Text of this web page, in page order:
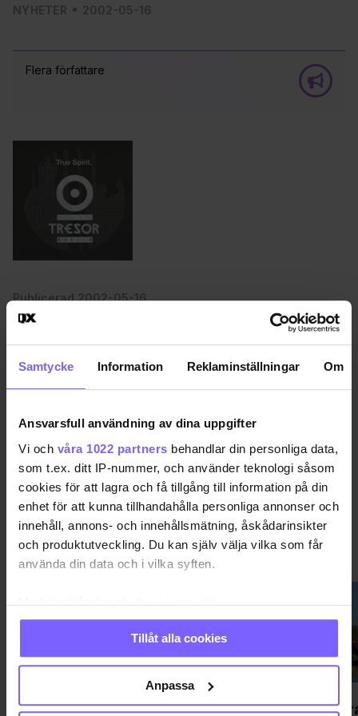
Samtycke Information Reklaminställningar Om
Ansvarsfull användning av dina uppgifter
Vi och våra 1022 partners behandlar din personliga data,
som t.ex. ditt IP-nummer, och använder teknologi såsom
cookies för att lagra och få tillgång till information på din
enhet för att kunna tillhandahålla personliga annonser och
innehåll, annons- och innehållsmätning, åskådarinsikter
och produktutveckling. Du kan själv välja vilka som får
använda din data och i vilka syften.
Med din tillåtelse skulle vi även vilja:
Samla in information om din geografiska plats
som kan ha en noggrannhet på upp till flera meter
Identifiera din enhet genom att aktivt skanna den
för specifika kännetecken (fingeravtryck)
Ta reda på mer om hur dina personliga uppgifter
Tillåt alla cookies
Anpassa
Flera författare
NYHETER 2002-05-16
Publicerad 2002-05-16
Uppdaterad 2016-11-15
NYHETER VISA MER NYHETER
"Väckt aggressiva reaktioner" -
Ett